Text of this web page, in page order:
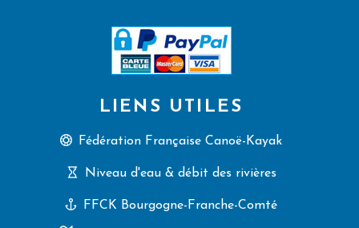
LIENS UTILES
Fédération Française Canoë-Kayak
Niveau d'eau & débit des rivières
FFCK Bourgogne-Franche-Comté